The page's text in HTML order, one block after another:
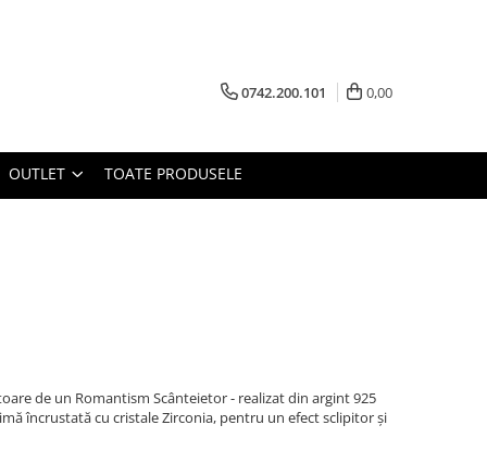
0742.200.101 0,00
OUTLET TOATE PRODUSELE
de un Romantism Scânteietor - realizat din argint 925
încrustată cu cristale Zirconia, pentru un efect sclipitor și